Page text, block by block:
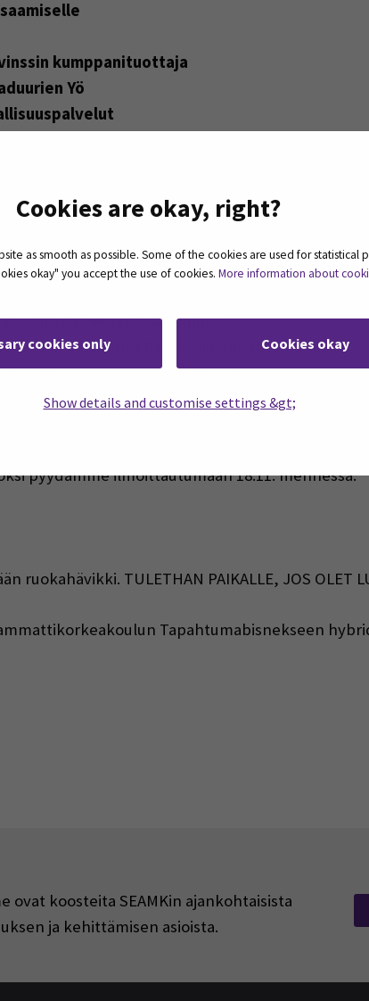
Cookies are okay, right?
as smooth as possible. Some of the cookies are used for statistical
okay" you accept the use of cookies. More information about
cookies only Cookies okay
Show details and customise settings &gt;
kumppanituottaja
Yö
ja heidän taustoihinsa.
aiheisiin ja haasteisiin tapahtuma-alalla.
kumppanuusmahdollisuuksiaan.
pyydämme ilmoittautumaan 18.11. mennessä.
TULETHAN PAIKALLE, JOS OLET
Tapahtumabisnekseen
ovat koosteita SEAMKin ajankohtaisista
ja kehittämisen asioista.